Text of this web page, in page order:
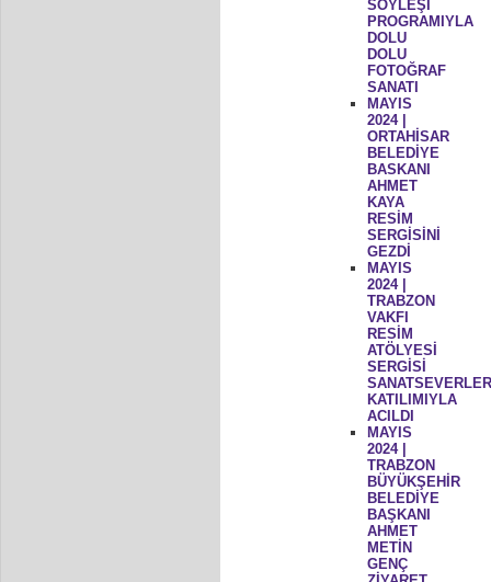
SÖYLEŞİ
PROGRAMIYLA
DOLU
DOLU
FOTOĞRAF
SANATI
MAYIS
2024 |
ORTAHİSAR
BELEDİYE
BASKANI
AHMET
KAYA
RESİM
SERGİSİNİ
GEZDİ
MAYIS
2024 |
TRABZON
VAKFI
RESİM
ATÖLYESİ
SERGİSİ
KATILIMIYLA
ACILDI
MAYIS
2024 |
TRABZON
BÜYÜKŞEHİR
BELEDİYE
BAŞKANI
AHMET
METİN
GENÇ